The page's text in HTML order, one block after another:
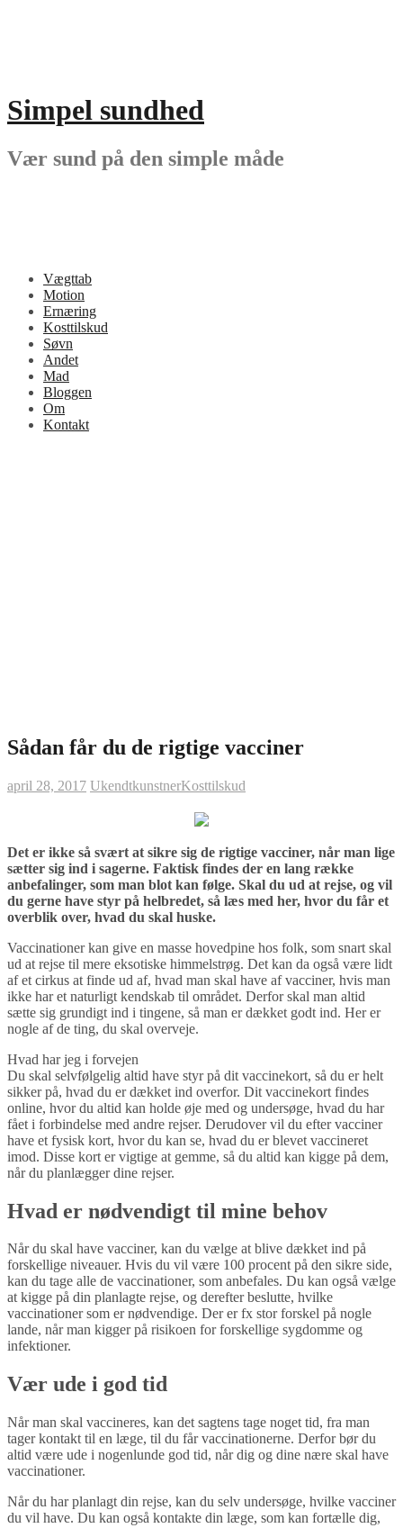
Simpel sundhed
Vær sund på den simple måde
Vægttab
Motion
Ernæring
Kosttilskud
Søvn
Andet
Mad
Bloggen
Om
Kontakt
Sådan får du de rigtige vacciner
april 28, 2017 UkendtkunstnerKosttilskud
Det er ikke så svært at sikre sig de rigtige vacciner, når man lige
sætter sig ind i sagerne. Faktisk findes der en lang række
anbefalinger, som man blot kan følge. Skal du ud at rejse, og vil
du gerne have styr på helbredet, så læs med her, hvor du får et
overblik over, hvad du skal huske.
Vaccinationer kan give en masse hovedpine hos folk, som snart skal
ud at rejse til mere eksotiske himmelstrøg. Det kan da også være lidt
af et cirkus at finde ud af, hvad man skal have af vacciner, hvis man
ikke har et naturligt kendskab til området. Derfor skal man altid
sætte sig grundigt ind i tingene, så man er dækket godt ind. Her er
nogle af de ting, du skal overveje.
Hvad har jeg i forvejen
Du skal selvfølgelig altid have styr på dit vaccinekort, så du er helt
sikker på, hvad du er dækket ind overfor. Dit vaccinekort findes
online, hvor du altid kan holde øje med og undersøge, hvad du har
fået i forbindelse med andre rejser. Derudover vil du efter vacciner
have et fysisk kort, hvor du kan se, hvad du er blevet vaccineret
imod. Disse kort er vigtige at gemme, så du altid kan kigge på dem,
når du planlægger dine rejser.
Hvad er nødvendigt til mine behov
Når du skal have vacciner, kan du vælge at blive dækket ind på
forskellige niveauer. Hvis du vil være 100 procent på den sikre side,
kan du tage alle de vaccinationer, som anbefales. Du kan også vælge
at kigge på din planlagte rejse, og derefter beslutte, hvilke
vaccinationer som er nødvendige. Der er fx stor forskel på nogle
lande, når man kigger på risikoen for forskellige sygdomme og
infektioner.
Vær ude i god tid
Når man skal vaccineres, kan det sagtens tage noget tid, fra man
tager kontakt til en læge, til du får vaccinationerne. Derfor bør du
altid være ude i nogenlunde god tid, når dig og dine nære skal have
vaccinationer.
Når du har planlagt din rejse, kan du selv undersøge, hvilke vacciner
du vil have. Du kan også kontakte din læge, som kan fortælle dig,